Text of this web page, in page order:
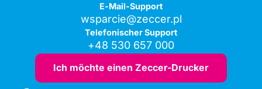
E-Mail-Support
wsparcie@zeccer.pl
Telefonischer Support
+48 530 657 000
Ich möchte einen Zeccer-Drucker